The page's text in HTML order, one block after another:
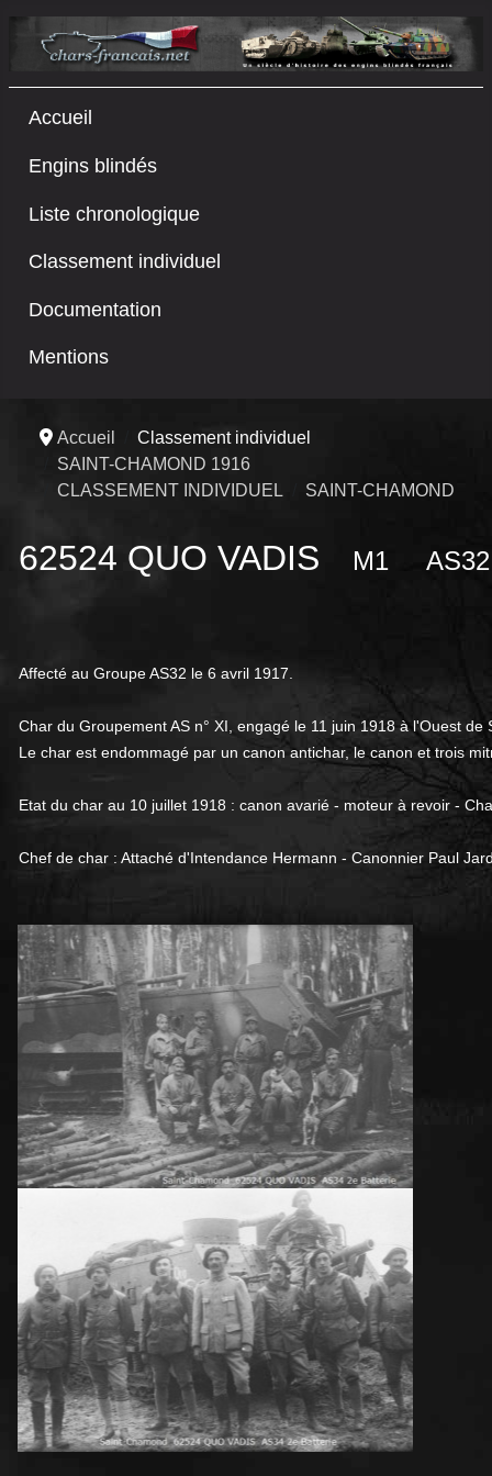
Accueil
Engins blindés
Liste chronologique
Classement individuel
Documentation
Mentions
Accueil
Classement individuel
SAINT-CHAMOND 1916
CLASSEMENT INDIVIDUEL
SAINT-CHAMOND
62524 QUO VADIS M1
Affecté au Groupe AS32 le 6 avril 1917.
Char du Groupement AS n° XI, engagé le 11 juin 1918 à l'Ouest
Le char est endommagé par un canon antichar, le canon et trois
Etat du char au 10 juillet 1918 : canon avarié - moteur à revoir -
Chef de char : Attaché d'Intendance Hermann - Canonnier Paul